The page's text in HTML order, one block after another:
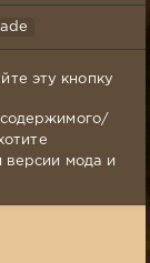
эту кнопку
версии мода и